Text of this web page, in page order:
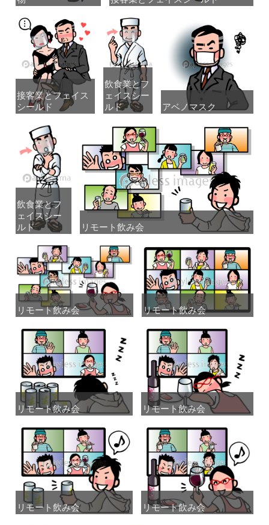
接客業とフェイス
シールド
接客業とフェイス
シールド
飲食業とフ
ェイスシー
ルド
飲食業とフ
ェイスシー
ルド
アベノマスク
アベノマスク
飲食業とフ
ェイスシー
ルド
飲食業とフ
ェイスシー
ルド
リモート飲み会
リモート飲み会
リモート飲み会
リモート飲み会 リモート飲み会
リモート飲み会
リモート飲み会
リモート飲み会 リモート飲み会
リモート飲み会
リモート飲み会
リモート飲み会 リモート飲み会
リモート飲み会